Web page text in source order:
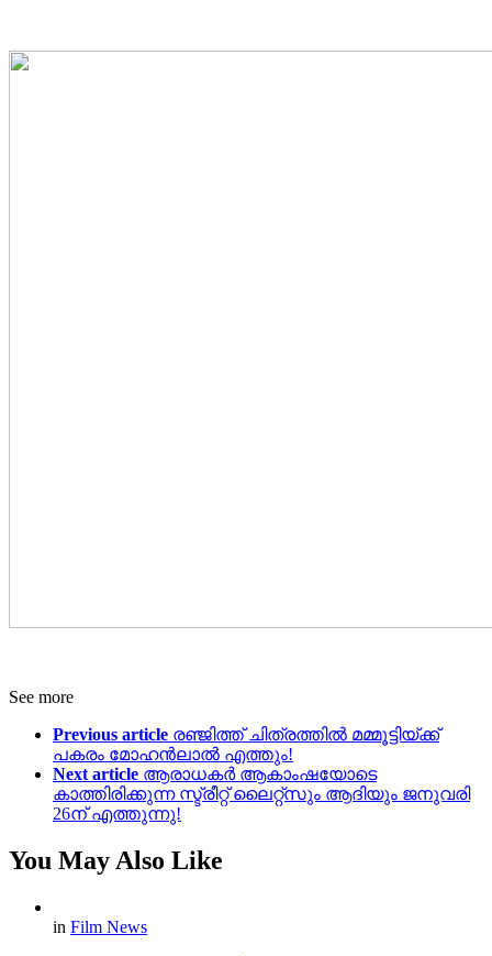
See more
Previous article രഞ്ജിത്ത് ചിത്രത്തിൽ മമ്മൂട്ടിയ്ക്ക്
പകരം മോഹൻലാൽ എത്തും!
Next article ആരാധകര്‍ ആകാംഷയോടെ
കാത്തിരിക്കുന്ന സ്ട്രീറ്റ് ലൈറ്റ്സും ആദിയും ജനുവരി
26ന് എത്തുന്നു!
You May Also Like
in Film News